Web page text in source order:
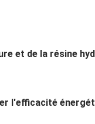
et de la résine
l'efficacité